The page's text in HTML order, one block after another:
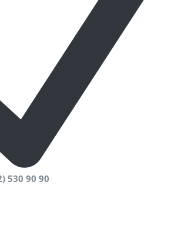
530 90 90